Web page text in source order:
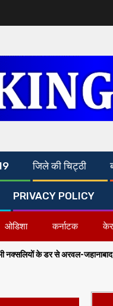
जिले की चिट्ठी
PRIVACY POLICY
ओडिशा कर्नाटक
जहानाबाद में पांच बजे के बाद